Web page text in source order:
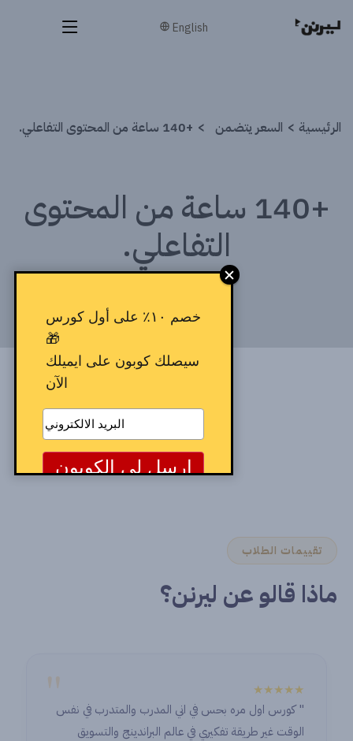
English
الرئيسية السعر يتضمن +140 ساعة من المحتوى التفاعلي.
+140 ساعة من المحتوى
التفاعلي.
تقييمات الطلاب
ماذا قالو عن ليرنن؟
"
★★★★★
" كورس اول مره بحس في اني المدرب والمتدرب في نفس
الوقت غير طريقة تفكيري في عالم البراندينج والتسويق
خصم ١٠٪ على أول كورس
🎁
سيصلك كوبون على ايميلك
الآن